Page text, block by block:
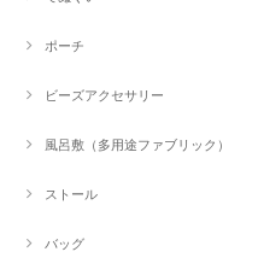
ポーチ
ビーズアクセサリー
風呂敷（多用途ファブリック）
ストール
バッグ